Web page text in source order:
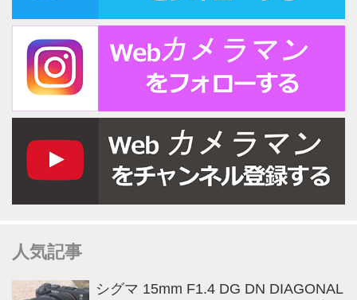
人気記事
シグマ 15mm F1.4 DG DN DIAGONAL